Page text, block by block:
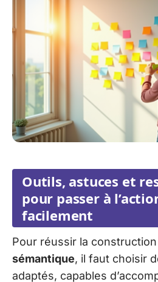
Outils, astuces et
pour passer à
facilement
Pour réussir la construction
sémantique, il faut choisir
adaptés, capables